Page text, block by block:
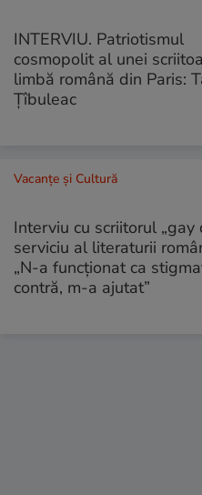
INTERVIU. Patriotismul
cosmopolit al unei
limbă română din Paris:
Țîbuleac
Vacanțe și Cultură
Interviu cu scriitorul „gay
serviciu al literaturii
„N-a funcționat ca
contră, m-a ajutat”